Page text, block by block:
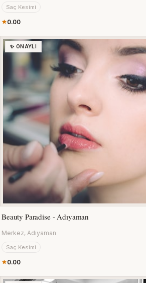
Saç Kesimi
0.00
✨ ONAYLI
Beauty Paradise - Adıyaman
Merkez, Adıyaman
Saç Kesimi
0.00